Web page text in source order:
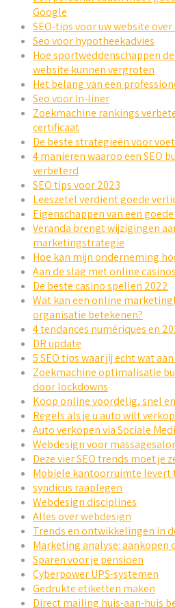
Google
SEO-tips voor uw website
Seo voor hypotheekadvies
Hoe sportweddenschappen
website kunnen vergroten
Het belang van een
Seo voor In-liner
Zoekmachine rankings
certificaat
De beste strategieën voor
4 manieren waarop een SEO
verbeterd
SEO tips voor 2023
Leeszetel verdient goede
Eigenschappen van een
Veranda brengt wijzigingen
marketingstrategie
Hoe kan mijn onderneming
Aan de slag met online
De beste casino spellen 2022
Wat kan een online
organisatie betekenen?
4 tendances numériques en
DR update
5 SEO tips waar jij echt wat
Zoekmachine optimalisatie
door lockdowns
Koop online voordelig, snel
Regels als je u auto wilt
Auto verkopen via Sociale
Webdesign voor
Deze vier SEO trends moet je
Mobiele kantoorruimte levert
syndicus raaplegen
Webdesign disciplines
Alles over webdesign
Trends en ontwikkelingen in
Marketing analyse: aankopen
Sparen voor je pensioen
Cyberpower UPS-systemen
Gedrukte etiketten maken
Direct mailing huis-aan-huis